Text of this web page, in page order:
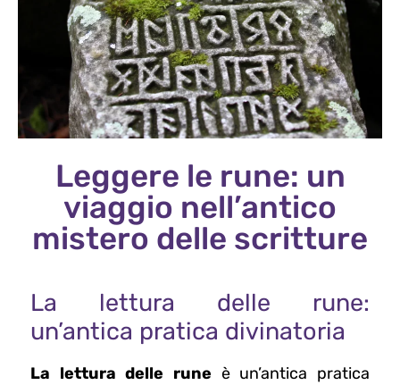
Leggere le rune: un
viaggio nell’antico
mistero delle scritture
La lettura delle rune:
un’antica pratica divinatoria
La lettura delle rune è un’antica pratica